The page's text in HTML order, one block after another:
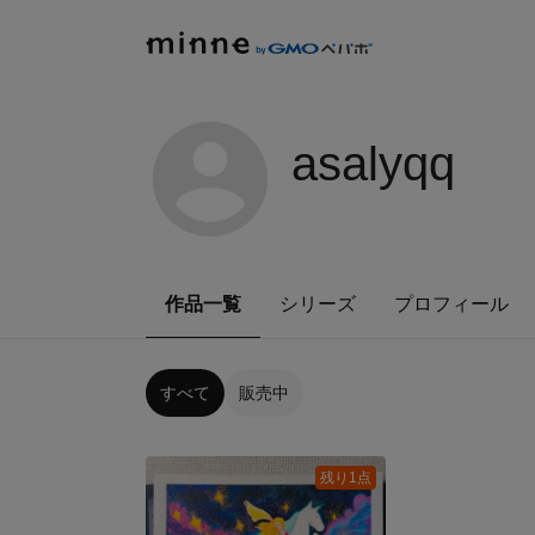
asalyqq
作品一覧 シリーズ プロフィール
すべて 販売中
残り1点